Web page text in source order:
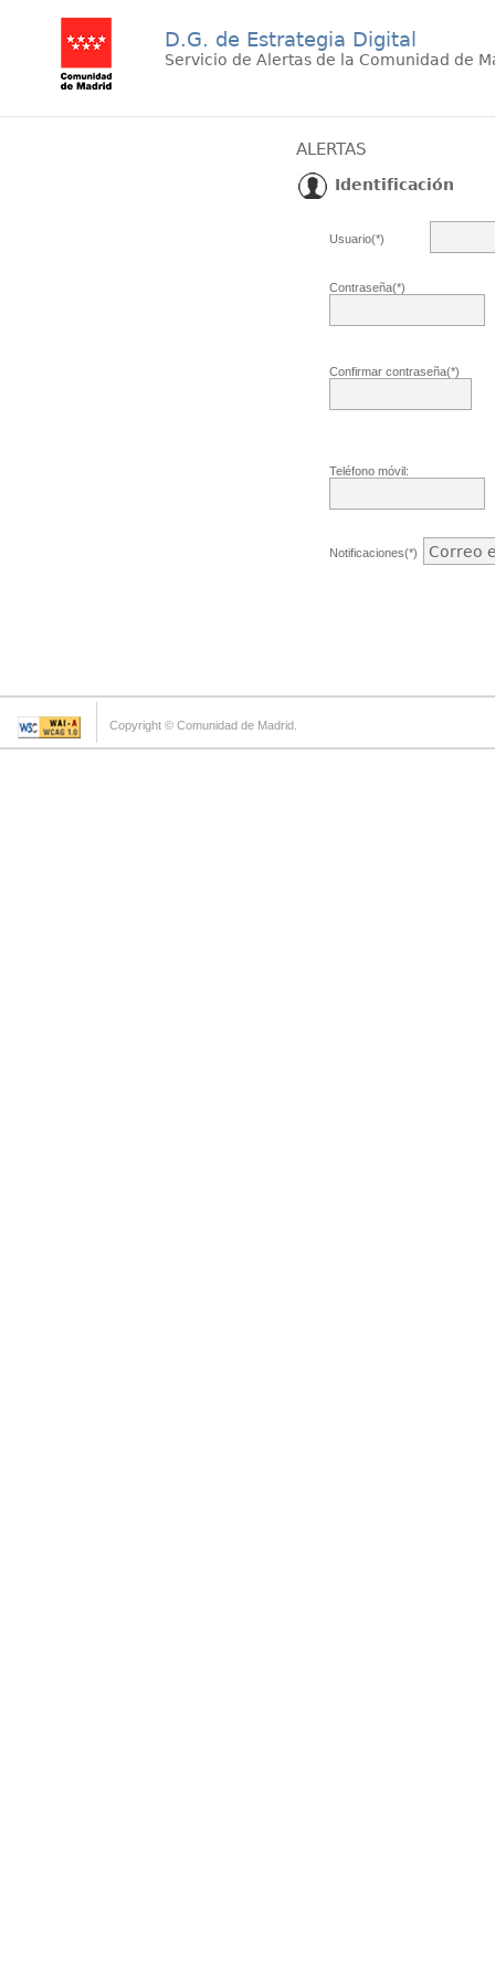
D.G. de Estrategia Digital
Servicio de Alertas de la Comunidad de
ALERTAS
Identificación
Usuario(*)
Contraseña(*)
Confirmar contraseña(*)
Teléfono móvil:
Notificaciones(*)
Copyright © Comunidad de Madrid.